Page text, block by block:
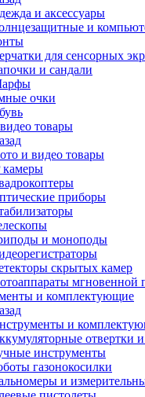
и аксессуары
и
для сенсорных
и сандали
очки
товары
и видео товары
камеры
приборы
и моноподы
скрытых камер
мгновенной
и комплектующие
и
отвертки
инструменты
газонокосилки
и